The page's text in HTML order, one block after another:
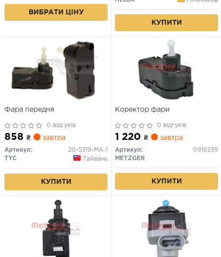
ВИБРАТИ ЦІНУ
КУПИТИ
Фара передня
0 відгуків
858 ₴ завтра
Артикул:
20-5319-MA-1
TYC
Тайвань
КУПИТИ
Коректор фари
0 відгуків
1 220 ₴ завтра
Артикул:
0916239
METZGER
КУПИТИ